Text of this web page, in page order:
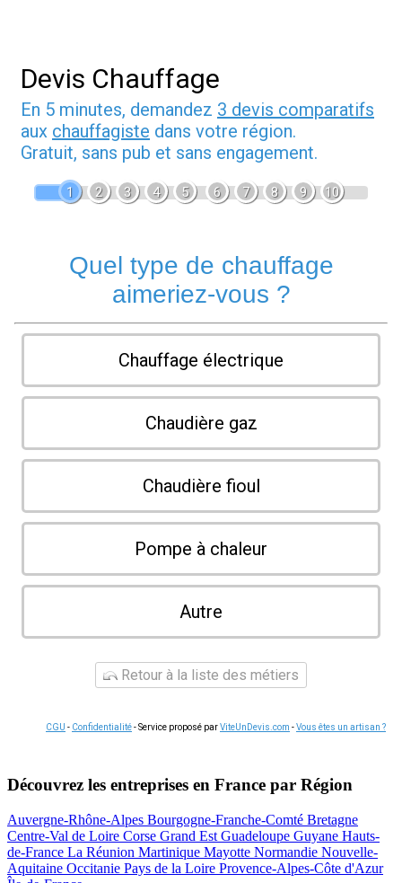
Devis Chauffage
En 5 minutes, demandez 3 devis comparatifs
aux chauffagiste dans votre région.
Gratuit, sans pub et sans engagement.
1 2 3 4 5 6 7 8 9 10
Quel type de chauffage
aimeriez-vous ?
Chauffage électrique
Chaudière gaz
Chaudière fioul
Pompe à chaleur
Autre
Retour à la liste des métiers
CGU - Confidentialité- Service proposé parViteUnDevis.com -Vous êtes un artisan ?
Découvrez les entreprises en France par Région
Auvergne-Rhône-Alpes Bourgogne-Franche-Comté Bretagne
Centre-Val de Loire Corse Grand Est Guadeloupe Guyane Hauts-
de-France La Réunion Martinique Mayotte Normandie Nouvelle-
Aquitaine Occitanie Pays de la Loire Provence-Alpes-Côte d'Azur